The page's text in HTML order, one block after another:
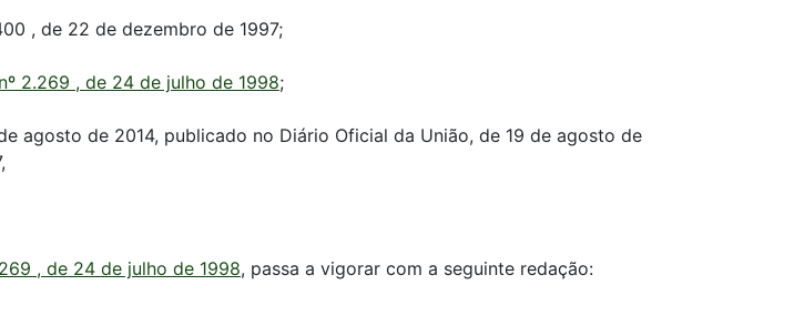
, de 22 de dezembro de 1997;
2.269 , de 24 de julho de 1998;
agosto de 2014, publicado no Diário Oficial da União, de 19 de agosto de
, de 24 de julho de 1998, passa a vigorar com a seguinte redação: